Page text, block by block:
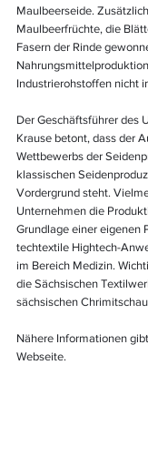
Maulbeerseide.
Maulbeerfrüchte, die
Fasern der Rinde
Industrierohstoffen nicht
Der Geschäftsführer des
Krause betont, dass der
Wettbewerbs der
klassischen
Vordergrund steht.
Unternehmen die
Grundlage einer eigenen
techtextile Hightech-
im Bereich Medizin.
die Sächsischen
sächsischen
Nähere Informationen
Webseite.